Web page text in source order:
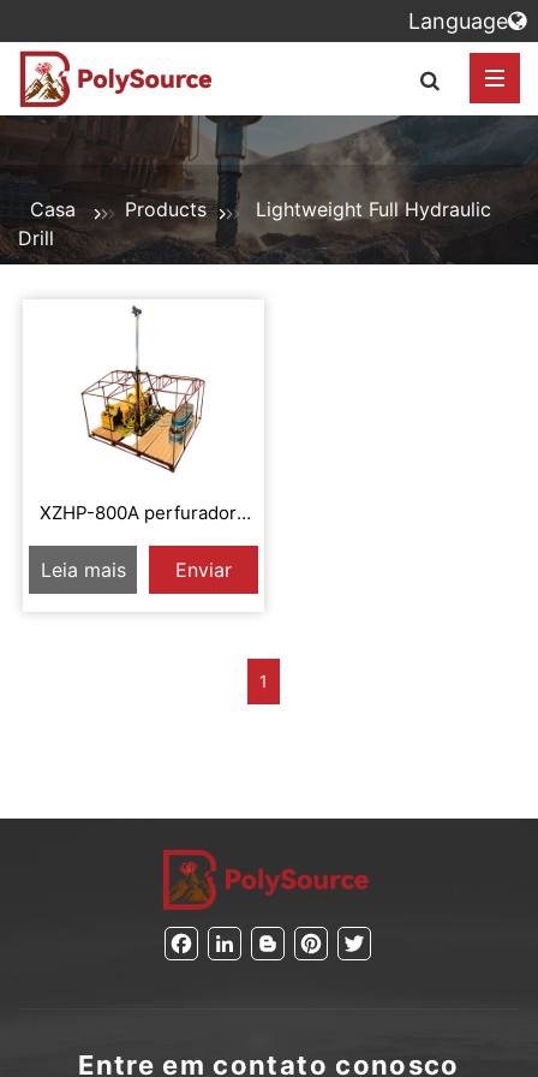
Casa Products
Lightweight Full Hydraulic
Drill
XZHP-800A perfuradora
Leia mais
Enviar
Inquérito
1
Facebook
LinkedInBloggerPinterestTwitter
Entre em contato conosco
Language